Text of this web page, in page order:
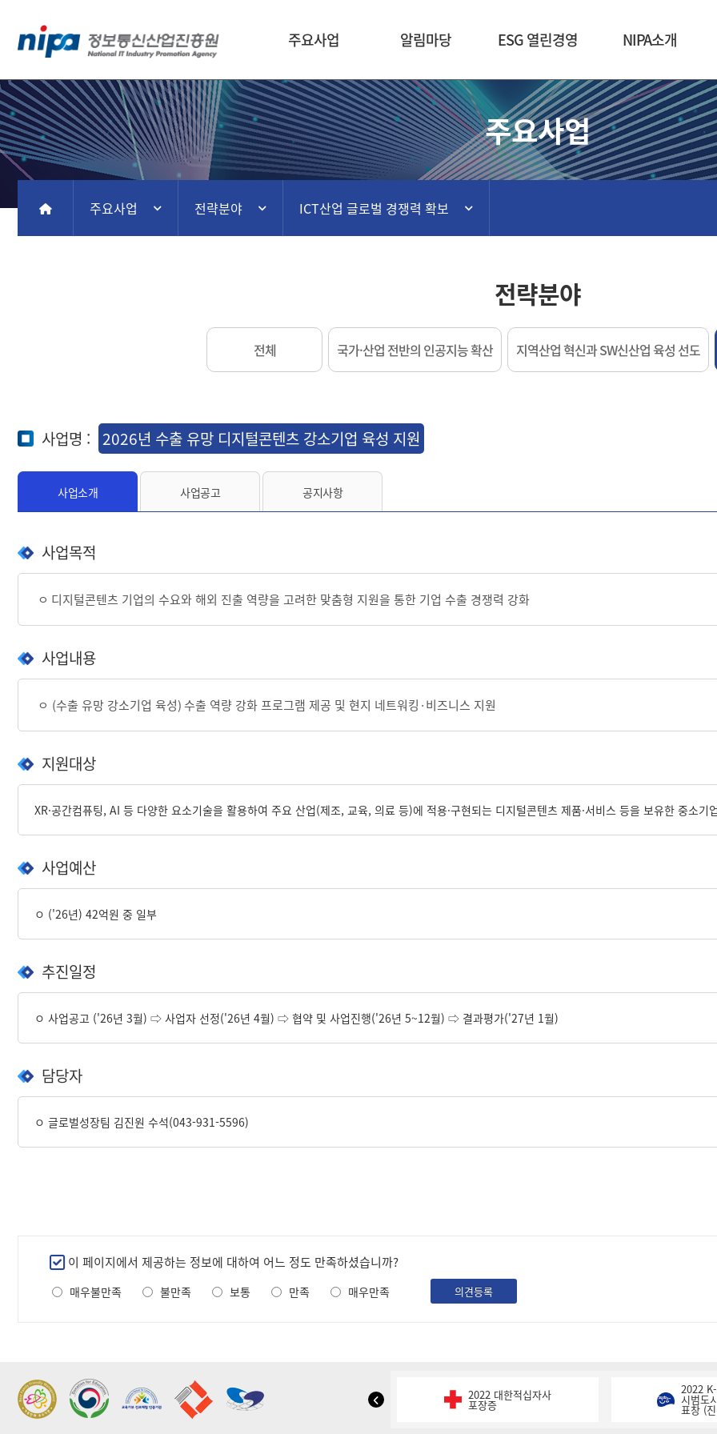
주요사업 알림마당 ESG 열린경영 NIPA소개
주요사업
홈 주요사업 전략분야 ICT산업 글로벌 경쟁력 확보
전략분야
전체 국가·산업 전반의 인공지능 확산 지역산업 혁신과 SW신산업 육성 선도
사업명 : 2026년 수출 유망 디지털콘텐츠 강소기업 육성 지원
사업소개 사업공고 공지사항
사업목적
ㅇ 디지털콘텐츠 기업의 수요와 해외 진출 역량을 고려한 맞춤형 지원을 통한 기업 수출 경쟁력 강화
사업내용
ㅇ (수출 유망 강소기업 육성)수출 역량 강화 프로그램 제공 및 현지 네트워킹 ·비즈니스 지원
지원대상
XR·공간컴퓨팅, AI 등 다양한 요소기술을 활용하여 주요 산업(제조, 교육, 의료 등)에 적용·구현되는 디지털콘텐츠 제품·서비스 등을 보유한 중소기
사업예산
ㅇ ('26년) 42억원 중 일부
추진일정
ㅇ 사업공고 ('26년 3월) ⇨ 사업자 선정('26년 4월) ⇨ 협약 및 사업진행('26년 5~12월) ⇨ 결과평가('27년 1월)
담당자
ㅇ 글로벌성장팀 김진원 수석(043-931-5596)
만
족
도
이 페이지에서 제공하는 정보에 대하여 어느 정도 만족하셨습니까?
매우불만족 불만족 보통 만족 매우만족 의견등록
NIPA
2022 가족친화우수기관
표창
2022 지역문제해결
플랫폼 표창
2022 대한적십자사
포장증
2022
시범도
표창 (